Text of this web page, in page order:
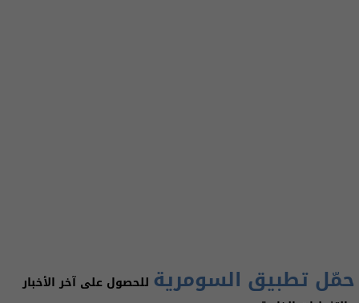
حمّل تطبيق السومرية للحصول على آخر الأخبار